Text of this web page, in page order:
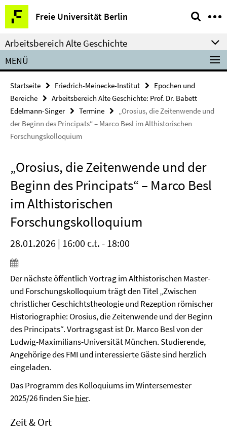
Springe
direkt
zu
Inhalt
Freie Universität Berlin
Service-
Navigation
Arbeitsbereich Alte Geschichte
MENÜ
Startseite Friedrich-Meinecke-Institut
Epochen und
Bereiche
Arbeitsbereich Alte Geschichte: Prof. Dr. Babett
Edelmann-Singer
Termine
„Orosius, die Zeitenwende und
der Beginn des Principats“ – Marco Besl im Althistorischen
Forschungskolloquium
„Orosius, die Zeitenwende und der
Beginn des Principats“ – Marco Besl
im Althistorischen
Forschungskolloquium
28.01.2026 | 16:00 c.t. - 18:00
Der nächste öffentlich Vortrag im Althistorischen Master-
und Forschungskolloquium trägt den Titel „Zwischen
christlicher Geschichtstheologie und Rezeption römischer
Historiographie: Orosius, die Zeitenwende und der Beginn
des Principats“. Vortragsgast ist Dr. Marco Besl von der
Ludwig-Maximilians-Universität München. Studierende,
Angehörige des FMI und interessierte Gäste sind herzlich
eingeladen.
Das Programm des Kolloquiums im Wintersemester
2025/26 finden Siehier.
Zeit & Ort